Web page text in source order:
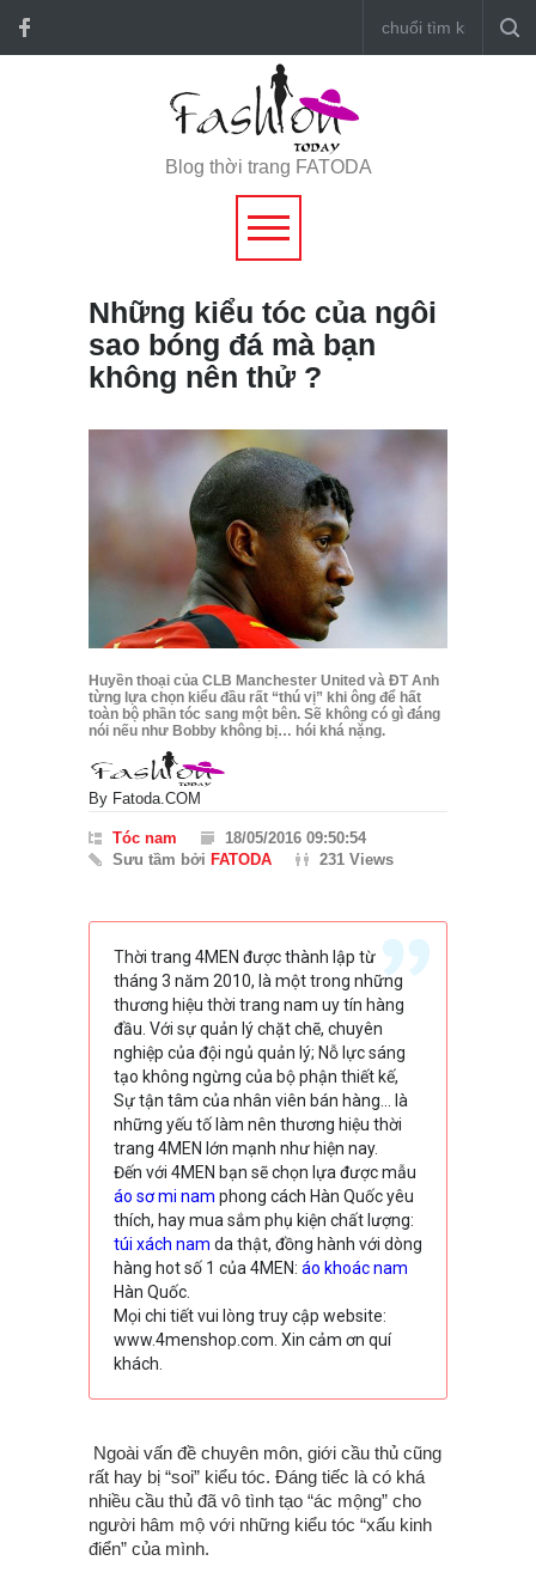
Blog thời trang FATODA
Những kiểu tóc của ngôi
sao bóng đá mà bạn
không nên thử ?
Huyền thoại của CLB Manchester United và ĐT Anh
từng lựa chọn kiểu đầu rất “thú vị” khi ông để hất
toàn bộ phần tóc sang một bên. Sẽ không có gì đáng
nói nếu như Bobby không bị… hói khá nặng.
By Fatoda.COM
Tóc nam
18/05/2016 09:50:54
Sưu tầm bởi FATODA 231 Views
Thời trang 4MEN được thành lập từ
tháng 3 năm 2010, là một trong những
thương hiệu thời trang nam uy tín hàng
đầu. Với sự quản lý chặt chẽ, chuyên
nghiệp của đội ngủ quản lý; Nỗ lực sáng
tạo không ngừng của bộ phận thiết kế,
Sự tận tâm của nhân viên bán hàng… là
những yếu tố làm nên thương hiệu thời
trang 4MEN lớn mạnh như hiện nay.
Đến với 4MEN bạn sẽ chọn lựa được mẫu
áo sơ mi nam phong cách Hàn Quốc yêu
thích, hay mua sắm phụ kiện chất lượng:
túi xách nam da thật, đồng hành với dòng
hàng hot số 1 của 4MEN: áo khoác nam
Hàn Quốc.
Mọi chi tiết vui lòng truy cập website:
www.4menshop.com. Xin cảm ơn quí
khách.
Ngoài vấn đề chuyên môn, giới cầu thủ cũng
rất hay bị “soi” kiểu tóc. Đáng tiếc là có khá
nhiều cầu thủ đã vô tình tạo “ác mộng” cho
người hâm mộ với những kiểu tóc “xấu kinh
điển” của mình.